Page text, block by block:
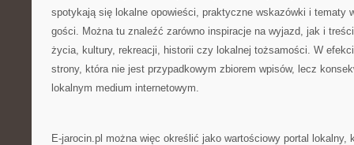
spotykają się lokalne opowieści, praktyczne wskazówki i tematy
gości. Można tu znaleźć zarówno inspiracje na wyjazd, jak i
życia, kultury, rekreacji, historii czy lokalnej tożsamości. W
strony, która nie jest przypadkowym zbiorem wpisów, lecz
lokalnym medium internetowym.
E-jarocin.pl można więc określić jako wartościowy portal lokalny,